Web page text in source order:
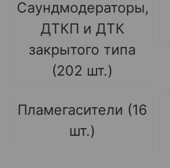
Саундмодераторы,
ДТКП и ДТК
закрытого типа
(202 шт.)
Пламегасители (16
шт.)